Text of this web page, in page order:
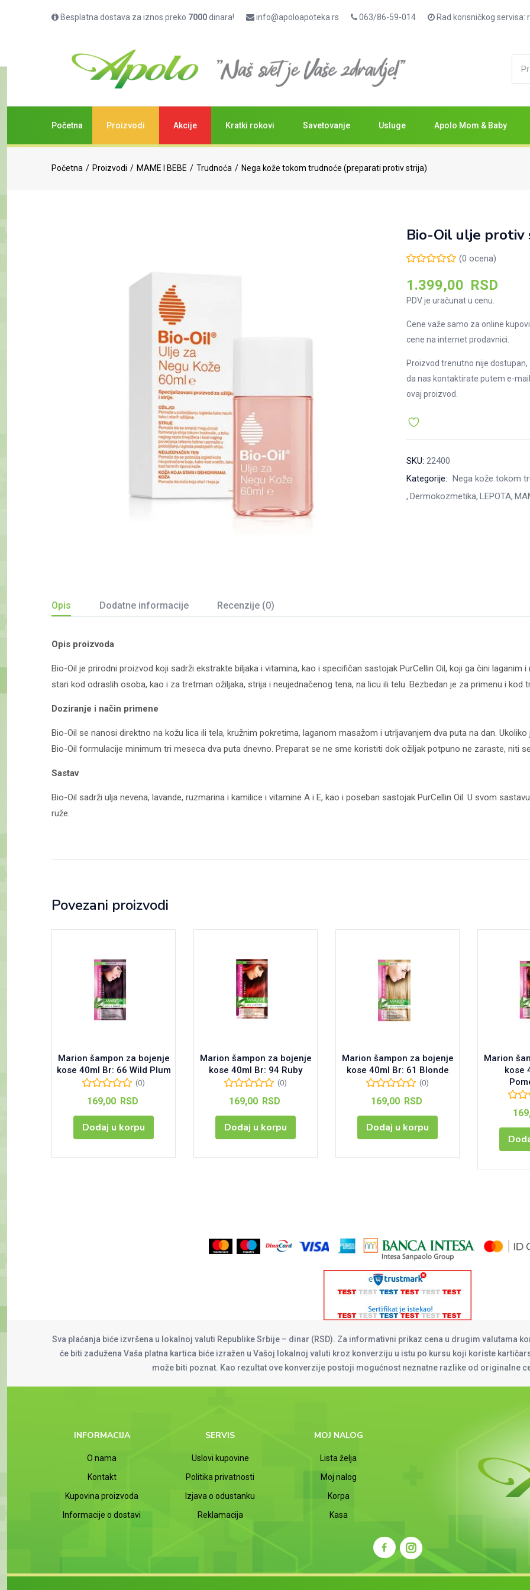
Besplatna dostava za iznos preko 7000dinara! info@apoloapoteka.rs 063/86-59-014 Rad korisničkog servisa:
Početna Proizvodi Akcije Kratki rokovi Savetovanje Usluge Apolo Mom & Baby
Početna Proizvodi MAME I BEBE Trudnoća Nega kože tokom trudnoće (preparati protiv strija)
Bio-Oil ulje protiv strija 60ml
Bio-Oil ulje protiv
(0 ocena)
1.399,00 RSD
PDV je uračunat u cenu.
Cene važe samo za online
cene na internet prodavnici.
Proizvod trenutno nije dostupan,
da nas kontaktirate putem e-
ovaj proizvod.
SKU: 22400
Kategorije: Nega kože tokom
Dermokozmetika LEPOTA
Opis Dodatne informacije Recenzije (0)
Opis proizvoda
Bio-Oil je prirodni proizvod koji sadrži ekstrakte biljaka i vitamina, kao i specifičan sastojak PurCellin Oil, koji ga čini laganim
stari kod odraslih osoba, kao i za tretman ožiljaka, strija i neujednačenog tena, na licu ili telu. Bezbedan je za primenu i kod
Doziranje i način primene
Bio-Oil se nanosi direktno na kožu lica ili tela, kružnim pokretima, laganom masažom i utrljavanjem dva puta na dan.
Bio-Oil formulacije minimum tri meseca dva puta dnevno. Preparat se ne sme koristiti dok ožiljak potpuno ne zaraste, niti
Sastav
Bio-Oil sadrži ulja nevena, lavande, ruzmarina i kamilice i vitamine A i E, kao i poseban sastojak PurCellin Oil. U svom
ruže.
Povezani proizvodi
Marion šampon za bojenje
kose 40ml Br: 66 Wild Plum
(0)
169,00 RSD
Dodaj u korpu
Marion šampon za bojenje
kose 40ml Br: 94 Ruby
(0)
169,00 RSD
Dodaj u korpu
Marion šampon za bojenje
kose 40ml Br: 61 Blonde
(0)
169,00 RSD
Dodaj u korpu
Marion
kose
Sva plaćanja biće izvršena u lokalnoj valuti Republike Srbije – dinar (RSD). Za informativni prikaz cena u drugim valutama
će biti zadužena Vaša platna kartica biće izražen u Vašoj lokalnoj valuti kroz konverziju u istu po kursu koji koriste
može biti poznat. Kao rezultat ove konverzije postoji mogućnost neznatne razlike od originalne
INFORMACIJA
O nama
Kontakt
Kupovina proizvoda
Informacije o dostavi
SERVIS
Uslovi kupovine
Politika privatnosti
Izjava o odustanku
Reklamacija
MOJ NALOG
Lista želja
Moj nalog
Korpa
Kasa